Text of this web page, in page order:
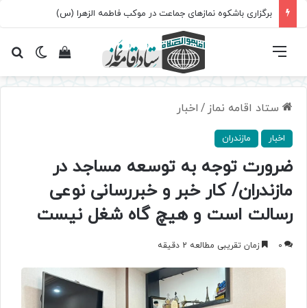
برگزاری باشکوه نمازهای جماعت در موکب فاطمه الزهرا (س)
تغییرمشاهده فهرست
ستاد اقامه نماز / اخبار
اخبار مازندران
ضرورت توجه به توسعه مساجد در
مازندران/ کار خبر و خبررسانی نوعی
رسالت است و هیچ گاه شغل نیست
0 زمان تقریبی مطالعه 2 دقیقه